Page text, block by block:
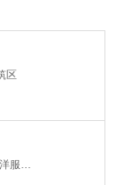
区
洋服…